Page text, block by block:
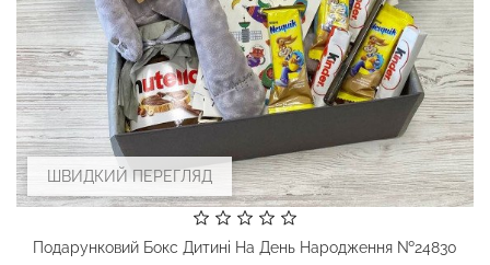
ШВИДКИЙ ПЕРЕГЛЯД
Подарунковий Бокс Дитині На День Народження №24830